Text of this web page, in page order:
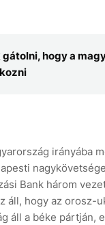
hogy a
irányába
Bank három
hogy az orosz-
áll a béke pártján,